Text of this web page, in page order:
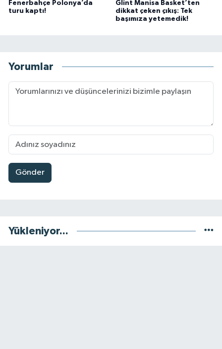
Fenerbahçe Polonya’da
turu kaptı!
Glint Manisa Basket’ten
dikkat çeken çıkış: Tek
başımıza yetemedik!
Yorumlar
Gönder
Yükleniyor...